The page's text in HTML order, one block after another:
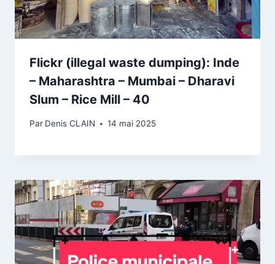
Flickr (illegal waste dumping): Inde
– Maharashtra – Mumbai – Dharavi
Slum – Rice Mill – 40
Par Denis CLAIN 14 mai 2025